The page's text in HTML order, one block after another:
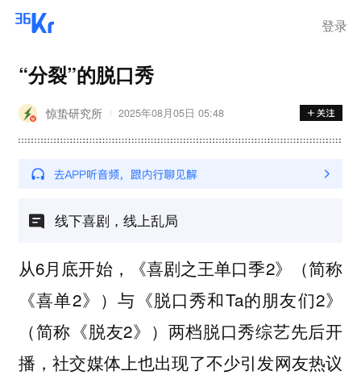
登录
“分裂”的脱口秀
惊蛰研究所 2025年08月05日 05:48
线下喜剧，线上乱局
从6月底开始，《喜剧之王单口季2》（简称
《喜单2》）与《脱口秀和Ta的朋友们2》
（简称《脱友2》）两档脱口秀综艺先后开
播，社交媒体上也出现了不少引发网友热议